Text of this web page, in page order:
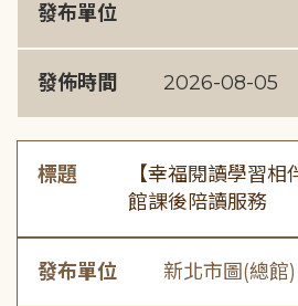
發布單位
發佈時間 2026-08-05
標題
【幸福閱讀學習
館課後陪讀服務
發布單位 新北市圖(總館)